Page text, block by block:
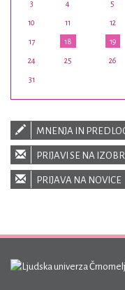
3 4 5
10 11 12
17 18 19
24 25 26
31
MNENJA IN
PRIJAVI SE NA
PRIJAVA NA NOVICE